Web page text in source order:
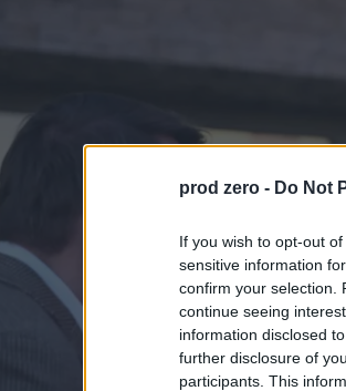
prod zero - Do Not
If you wish to opt-out
sensitive information
confirm your selection.
continue seeing
information disclosed
further disclosure of
participants. This